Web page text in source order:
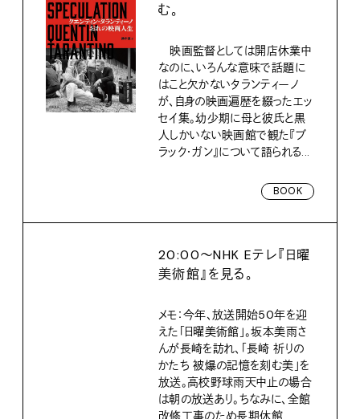
む。
映画監督としては開店休業中
なのに、いろんな意味で話題に
はこと欠かないタランティーノ
が、自身の映画遍歴を綴ったエッ
セイ集。幼少期に母と彼氏と黒
人しかいない映画館で観た『ブ
ラック・ガン』について語られる...
BOOK
20:00〜NHK Eテレ『日曜
美術館』を見る。
メモ：今年、放送開始50年を迎
えた「日曜美術館」。坂本美雨さ
んが長崎を訪れ、「長崎 祈りの
かたち 被爆の記憶を刻む美」を
放送。高校野球雨天中止の場合
は朝の放送あり。ちなみに、全館
改修工事のため長期休館...